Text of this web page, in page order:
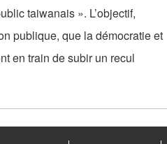
taiwanais ». L’objectif,
publique, que la démocratie et
en train de subir un recul